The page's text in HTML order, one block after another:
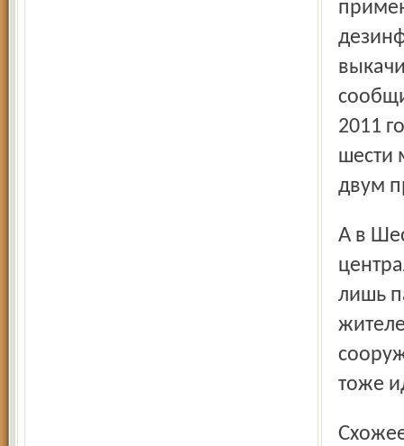
2011
шести
двум
А в Шестихине практически нет проблем – там нет
лишь
тоже
Схожее положение и в других районах области. Так, по